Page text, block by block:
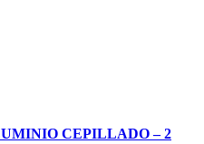
CEPILLADO – 2